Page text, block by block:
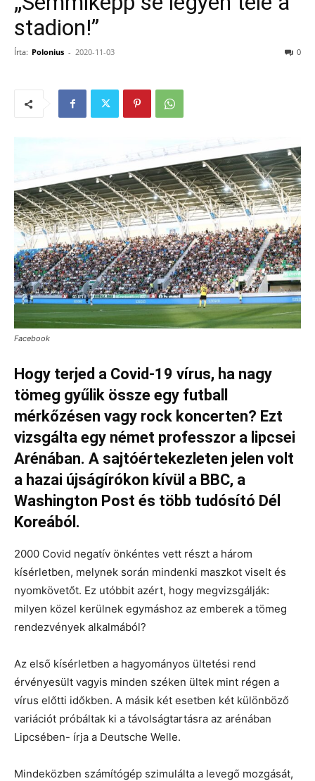
stadion!”
Írta: Polonius - 2020-11-03 0
Facebook
Hogy terjed a Covid-19 vírus, ha nagy
tömeg gyűlik össze egy futball
mérkőzésen vagy rock koncerten? Ezt
vizsgálta egy német professzor a lipcsei
Arénában. A sajtóértekezleten jelen volt
a hazai újságírókon kívül a BBC, a
Washington Post és több tudósító Dél
Koreából.
2000 Covid negatív önkéntes vett részt a három
kísérletben, melynek során mindenki maszkot viselt és
nyomkövetőt. Ez utóbbit azért, hogy megvizsgálják:
milyen közel kerülnek egymáshoz az emberek a tömeg
rendezvények alkalmából?
Az első kísérletben a hagyományos ültetési rend
érvényesült vagyis minden széken ültek mint régen a
vírus előtti időkben. A másik két esetben két különböző
variációt próbáltak ki a távolságtartásra az arénában
Lipcsében- írja a Deutsche Welle.
Mindeközben számítógép szimulálta a levegő mozgását,